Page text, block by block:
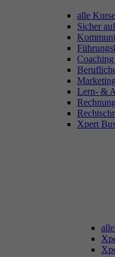
alle Kurse
Sicher
Lern- &
Xpert